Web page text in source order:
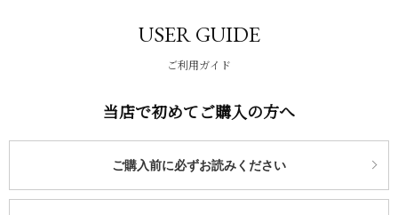
USER GUIDE
ご利用ガイド
当店で初めてご購入の方へ
ご購入前に必ずお読みください